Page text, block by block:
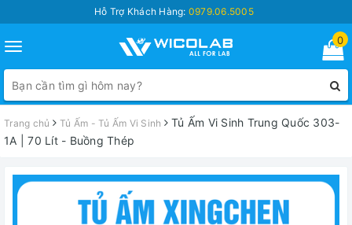
Hỗ Trợ Khách Hàng: 0979.06.5005
Toggle
navigation
0
Trang chủ Tủ Ấm - Tủ Ấm Vi Sinh
Tủ Ấm Vi Sinh Trung Quốc 303-
1A | 70 Lít - Buồng Thép